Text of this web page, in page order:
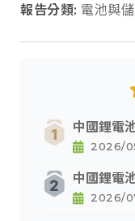
報告分類: 電池與
中國鋰電
2026/
中國鋰電
2026/